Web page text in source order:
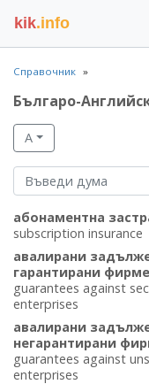
kik.info
Справочник
Българо-
А
абонаментна
subscription insurance
авалирани
гарантирани
guarantees against
enterprises
авалирани
негарантирани
guarantees against
enterprises